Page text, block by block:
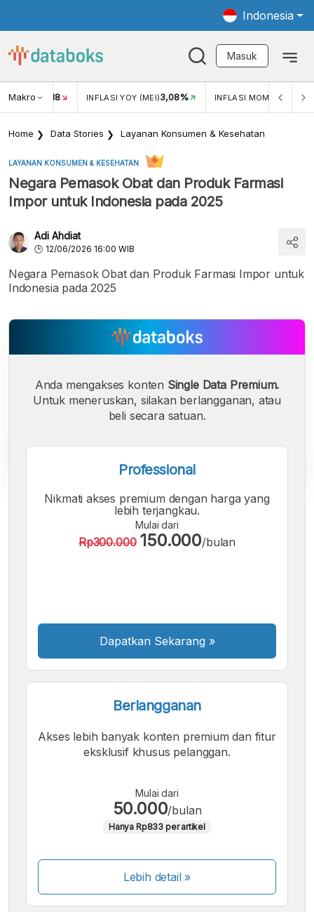
Indonesia
Masuk
Makro
USD/IDR 18 INFLASI YOY (MEI)3,08% INFLASI MOM (MEI)
Home Data Stories Layanan Konsumen & Kesehatan
LAYANAN KONSUMEN & KESEHATAN
Negara Pemasok Obat dan Produk Farmasi
Impor untuk Indonesia pada 2025
Adi Ahdiat
12/06/2026 16:00 WIB
Negara Pemasok Obat dan Produk Farmasi Impor untuk
Indonesia pada 2025
Font
Kecil
A
FontFont
Anda mengakses konten Single Data Premium.
Untuk meneruskan, silakan berlangganan, atau
beli secara satuan.
Professional
Nikmati akses premium dengan harga yang
lebih terjangkau.
Mulai dari
Rp300.000 150.000/bulan
Dapatkan Sekarang »
Berlangganan
Akses lebih banyak konten premium dan fitur
eksklusif khusus pelanggan.
Mulai dari
50.000/bulan
Hanya Rp833 per artikel
Lebih detail »